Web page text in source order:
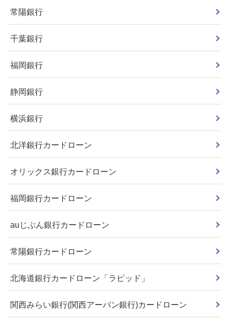
常陽銀行
千葉銀行
福岡銀行
静岡銀行
横浜銀行
北洋銀行カードローン
オリックス銀行カードローン
福岡銀行カードローン
auじぶん銀行カードローン
常陽銀行カードローン
北海道銀行カードローン「ラピッド」
関西みらい銀行(関西アーバン銀行)カードローン